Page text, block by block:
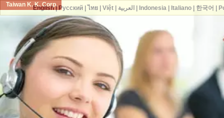
Taiwan K. K. Corp.
English| Русский| ไทย| Việt| العربية Indonesia| Italiano| 한국어